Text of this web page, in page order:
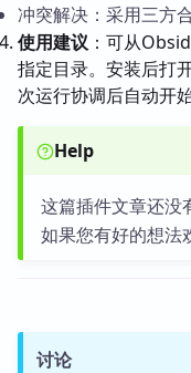
冲突解决：采用三方
使用建议 ：可从
指定目录。安装后打
次运行协调后自动开始
Help
这篇插件文章还没
如果您有好的想法
讨论